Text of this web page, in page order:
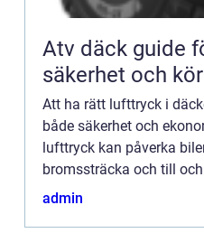
Atv däck guide för bättre grepp,
säkerhet och
Att ha rätt lufttryck i
både säkerhet och
lufttryck kan påverka
bromssträcka och till
admin